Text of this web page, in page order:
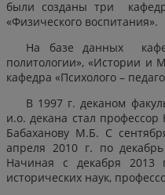
были созданы три
«Физического воспитания».
На базе данных
политологии», «Истории и
кафедра «Психолого –
В 1997 г. деканом
и.о. декана стал
Бабаханову М.Б. С
апреля 2010 г. по
Начиная с декабря 2013
исторических наук,